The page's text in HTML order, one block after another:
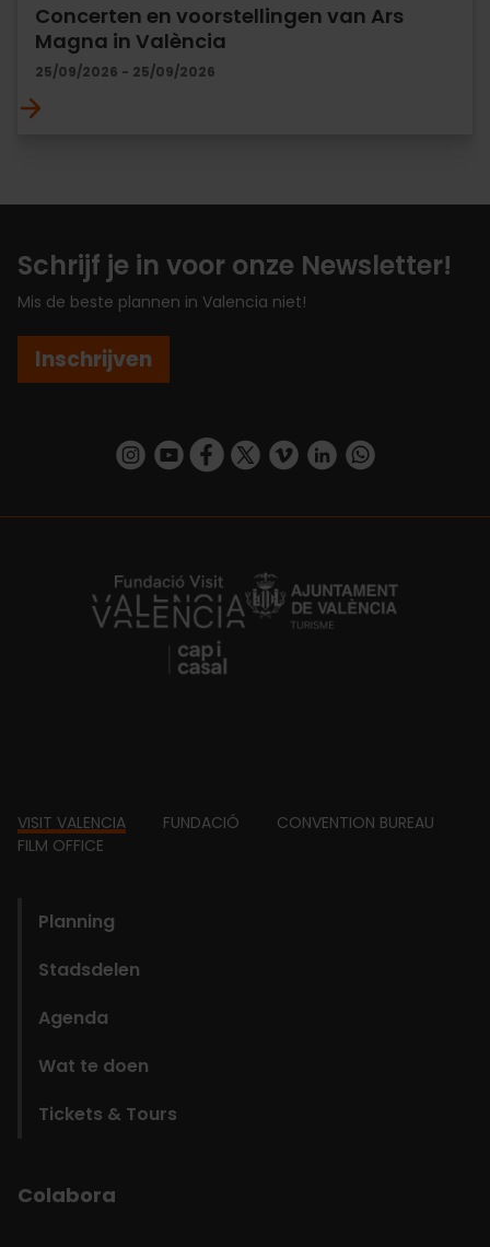
Concerten en voorstellingen van Ars
Magna in València
25/09/2026 - 25/09/2026
Schrijf je in voor onze Newsletter!
Mis de beste plannen in Valencia niet!
Inschrijven
https://www.instagram.com/visit_valencia/
https://www.youtube.com/user/
https://www.facebook.com/
https://twitter.com/
https://vimeo.com/
https://www.linkedin.com/company/turismo-valencia/https://api.whatsapp.com/send/
https://fundacion.visitvalencia.com/
Footer
VISIT VALENCIA FUNDACIÓ
CONVENTION BUREAU
FILM OFFICE
Planning
Stadsdelen
Agenda
Wat te doen
Tickets & Tours
Colabora